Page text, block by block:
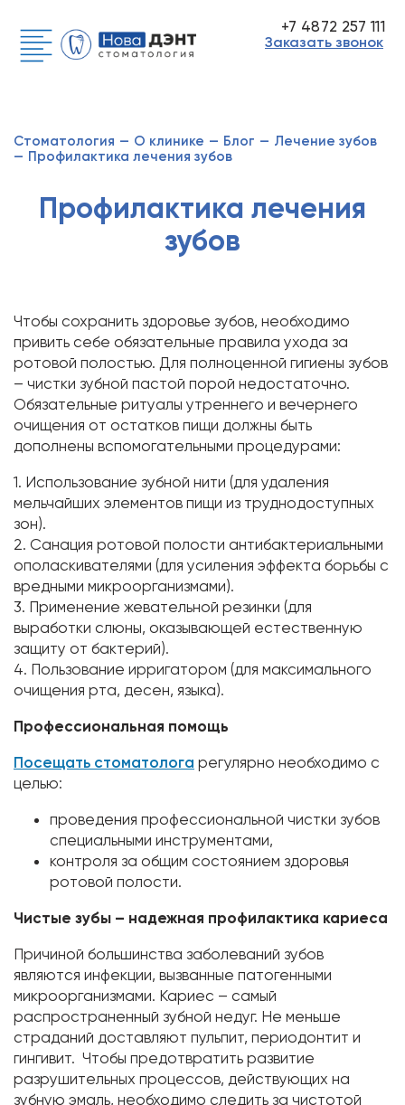
+7 4872 257 111
Заказать звонок
Стоматология — О клинике — Блог — Лечение зубов
— Профилактика лечения зубов
Профилактика лечения
зубов
Чтобы сохранить здоровье зубов, необходимо
привить себе обязательные правила ухода за
ротовой полостью. Для полноценной гигиены зубов
– чистки зубной пастой порой недостаточно.
Обязательные ритуалы утреннего и вечернего
очищения от остатков пищи должны быть
дополнены вспомогательными процедурами:
1. Использование зубной нити (для удаления
мельчайших элементов пищи из труднодоступных
зон).
2. Санация ротовой полости антибактериальными
ополаскивателями (для усиления эффекта борьбы с
вредными микроорганизмами).
3. Применение жевательной резинки (для
выработки слюны, оказывающей естественную
защиту от бактерий).
4. Пользование ирригатором (для максимального
очищения рта, десен, языка).
Профессиональная помощь
Посещать стоматолога регулярно необходимо с
целью:
проведения профессиональной чистки зубов
специальными инструментами,
контроля за общим состоянием здоровья
ротовой полости.
Чистые зубы – надежная профилактика кариеса
Причиной большинства заболеваний зубов
являются инфекции, вызванные патогенными
микроорганизмами. Кариес – самый
распространенный зубной недуг. Не меньше
страданий доставляют пульпит, периодонтит и
гингивит. Чтобы предотвратить развитие
разрушительных процессов, действующих на
зубную эмаль, необходимо следить за чистотой